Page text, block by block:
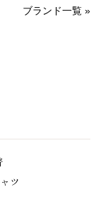
ブランド一覧 »
ツ